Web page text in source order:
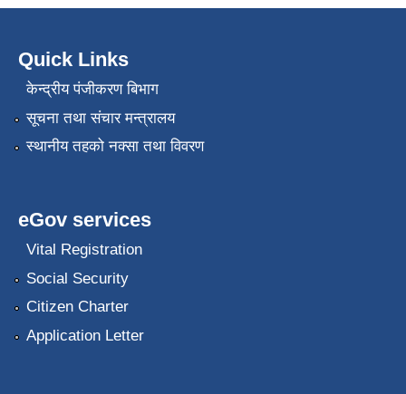
Quick Links
केन्द्रीय पंजीकरण बिभाग
सूचना तथा संचार मन्त्रालय
स्थानीय तहको नक्सा तथा विवरण
eGov services
Vital Registration
Social Security
Citizen Charter
Application Letter